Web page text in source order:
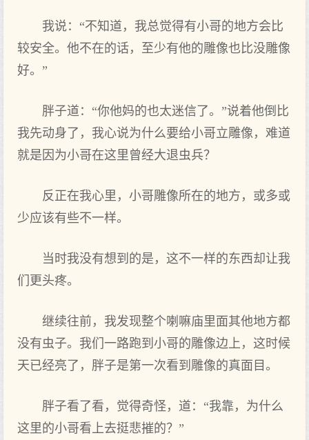
我说：“不知道，我总觉得有小哥的地方会比
较安全。他不在的话，至少有他的雕像也比没雕像
好。”
胖子道：“你他妈的也太迷信了。”说着他倒比
我先动身了，我心说为什么要给小哥立雕像，难道
就是因为小哥在这里曾经大退虫兵？
反正在我心里，小哥雕像所在的地方，或多或
少应该有些不一样。
当时我没有想到的是，这不一样的东西却让我
们更头疼。
继续往前，我发现整个喇嘛庙里面其他地方都
没有虫子。我们一路跑到小哥的雕像边上，这时候
天已经亮了，胖子是第一次看到雕像的真面目。
胖子看了看，觉得奇怪，道：“我靠，为什么
这里的小哥看上去挺悲摧的？”